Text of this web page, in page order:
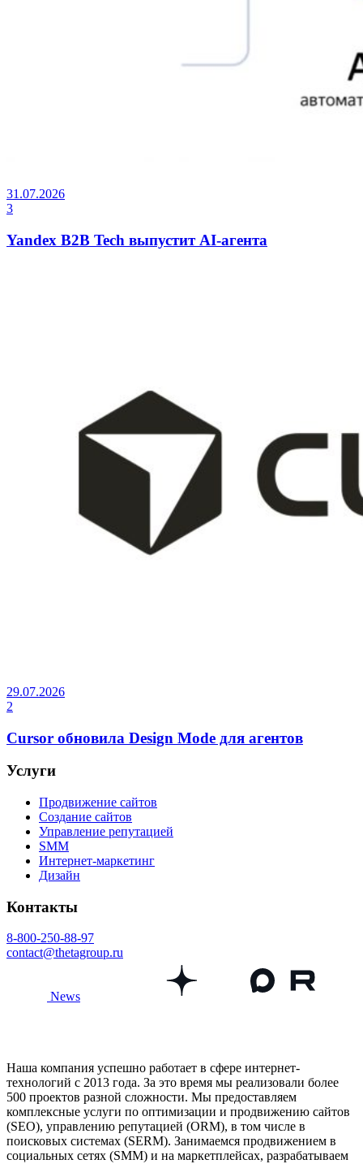
31.07.2026
3
Yandex B2B Tech выпустит AI-агента
29.07.2026
2
Cursor обновила Design Mode для агентов
Услуги
Продвижение сайтов
Создание сайтов
Управление репутацией
SMM
Интернет-маркетинг
Дизайн
Контакты
8-800-250-88-97
contact@thetagroup.ru
News
Наша компания успешно работает в сфере интернет-
технологий с 2013 года. За это время мы реализовали более
500 проектов разной сложности. Мы предоставляем
комплексные услуги по оптимизации и продвижению сайтов
(SEO), управлению репутацией (ORM), в том числе в
поисковых системах (SERM). Занимаемся продвижением в
социальных сетях (SMM) и на маркетплейсах, разрабатываем